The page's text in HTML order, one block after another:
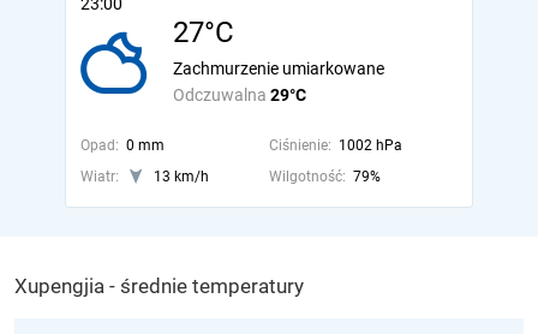
27°C
Odczuwalna 29°C
Zachmurzenie umiarkowane
Opad: 0 mm Ciśnienie: 1002 hPa
Wiatr:
13 km/h Wilgotność: 79%
Xupengjia - średnie temperatury